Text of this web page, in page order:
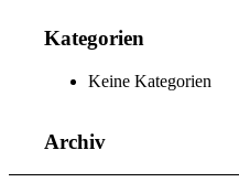
Kategorien
Keine Kategorien
Archiv